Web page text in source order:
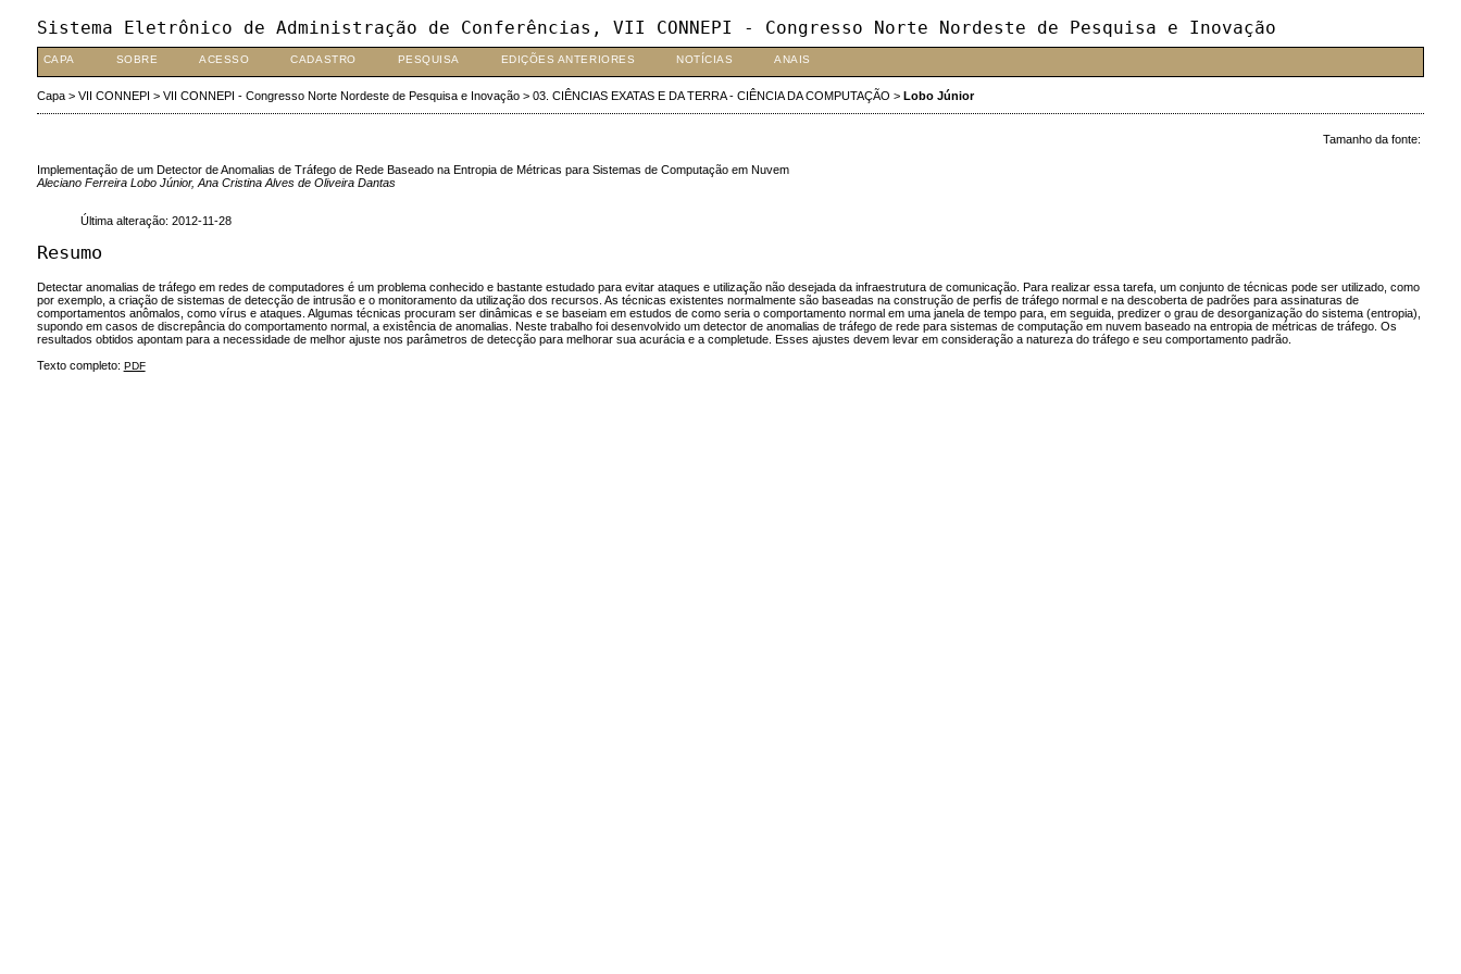
Sistema Eletrônico de Administração de Conferências, VII CONNEPI - Congresso Norte Nordeste de Pesquisa e Inovação
CAPA SOBRE ACESSO CADASTRO PESQUISA EDIÇÕES ANTERIORES NOTÍCIAS ANAIS
Capa> VII CONNEPI > VII CONNEPI - Congresso Norte Nordeste de Pesquisa e Inovação> 03. CIÊNCIAS EXATAS E DA TERRA - CIÊNCIA DA COMPUTAÇÃO > Lobo Júnior
Tamanho da fonte:
Implementação de um Detector de Anomalias de Tráfego de Rede Baseado na Entropia de Métricas para Sistemas de Computação em Nuvem
Aleciano Ferreira Lobo Júnior, Ana Cristina Alves de Oliveira Dantas
Última alteração: 2012-11-28
Resumo
Detectar anomalias de tráfego em redes de computadores é um problema conhecido e bastante estudado para evitar ataques e utilização não desejada da infraestrutura de comunicação. Para realizar essa tarefa, um conjunto de técnicas pode ser utilizado, como
por exemplo, a criação de sistemas de detecção de intrusão e o monitoramento da utilização dos recursos. As técnicas existentes normalmente são baseadas na construção de perfis de tráfego normal e na descoberta de padrões para assinaturas de
comportamentos anômalos, como vírus e ataques. Algumas técnicas procuram ser dinâmicas e se baseiam em estudos de como seria o comportamento normal em uma janela de tempo para, em seguida, predizer o grau de desorganização do sistema (entropia),
supondo em casos de discrepância do comportamento normal, a existência de anomalias. Neste trabalho foi desenvolvido um detector de anomalias de tráfego de rede para sistemas de computação em nuvem baseado na entropia de métricas de tráfego. Os
resultados obtidos apontam para a necessidade de melhor ajuste nos parâmetros de detecção para melhorar sua acurácia e a completude. Esses ajustes devem levar em consideração a natureza do tráfego e seu comportamento padrão.
Texto completo: PDF